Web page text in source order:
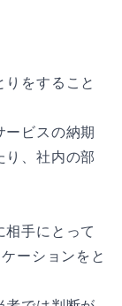
をすること
ービスの納期
り、社内の部
相手にとって
ーションをと